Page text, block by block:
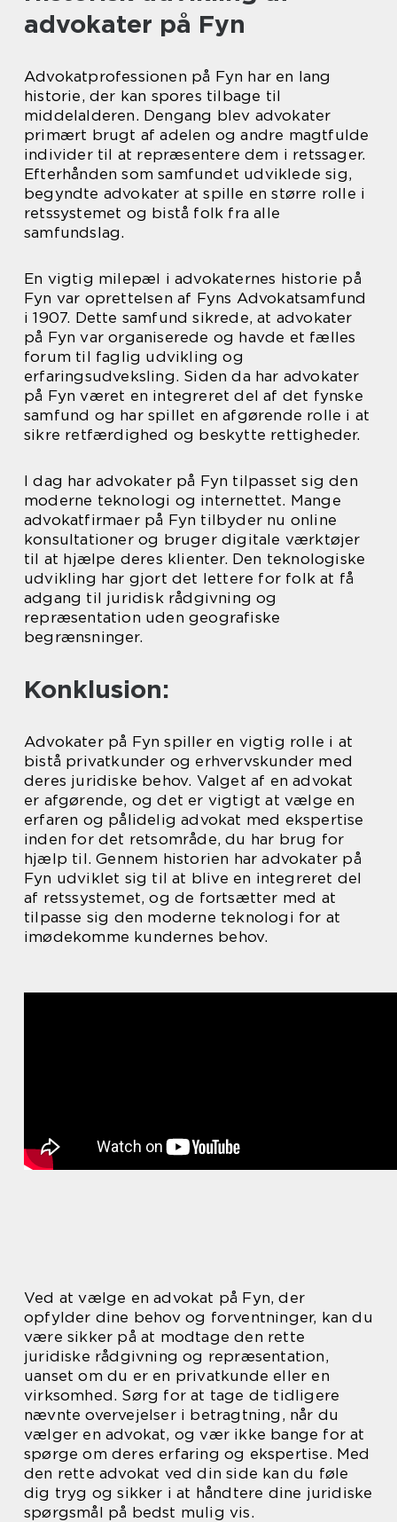
advokater på Fyn
Advokatprofessionen på Fyn har en lang
historie, der kan spores tilbage til
middelalderen. Dengang blev advokater
primært brugt af adelen og andre magtfulde
individer til at repræsentere dem i retssager.
Efterhånden som samfundet udviklede sig,
begyndte advokater at spille en større rolle i
retssystemet og bistå folk fra alle
samfundslag.
En vigtig milepæl i advokaternes historie på
Fyn var oprettelsen af Fyns Advokatsamfund
i 1907. Dette samfund sikrede, at advokater
på Fyn var organiserede og havde et fælles
forum til faglig udvikling og
erfaringsudveksling. Siden da har advokater
på Fyn været en integreret del af det fynske
samfund og har spillet en afgørende rolle i at
sikre retfærdighed og beskytte rettigheder.
I dag har advokater på Fyn tilpasset sig den
moderne teknologi og internettet. Mange
advokatfirmaer på Fyn tilbyder nu online
konsultationer og bruger digitale værktøjer
til at hjælpe deres klienter. Den teknologiske
udvikling har gjort det lettere for folk at få
adgang til juridisk rådgivning og
repræsentation uden geografiske
begrænsninger.
Konklusion:
Advokater på Fyn spiller en vigtig rolle i at
bistå privatkunder og erhvervskunder med
deres juridiske behov. Valget af en advokat
er afgørende, og det er vigtigt at vælge en
erfaren og pålidelig advokat med ekspertise
inden for det retsområde, du har brug for
hjælp til. Gennem historien har advokater på
Fyn udviklet sig til at blive en integreret del
af retssystemet, og de fortsætter med at
tilpasse sig den moderne teknologi for at
imødekomme kundernes behov.
Ved at vælge en advokat på Fyn, der
opfylder dine behov og forventninger, kan du
være sikker på at modtage den rette
juridiske rådgivning og repræsentation,
uanset om du er en privatkunde eller en
virksomhed. Sørg for at tage de tidligere
nævnte overvejelser i betragtning, når du
vælger en advokat, og vær ikke bange for at
spørge om deres erfaring og ekspertise. Med
den rette advokat ved din side kan du føle
dig tryg og sikker i at håndtere dine juridiske
spørgsmål på bedst mulig vis.